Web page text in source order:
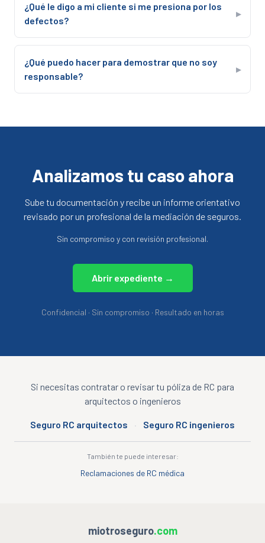
¿Qué le digo a mi cliente si me presiona por los
defectos?
▸
¿Qué puedo hacer para demostrar que no soy
responsable?
▸
Analizamos tu caso ahora
Sube tu documentación y recibe un informe orientativo
revisado por un profesional de la mediación de seguros.
Sin compromiso y con revisión profesional.
Abrir expediente →
Confidencial · Sin compromiso · Resultado en horas
Si necesitas contratar o revisar tu póliza de RC para
arquitectos o ingenieros
Seguro RC arquitectos · Seguro RC ingenieros
También te puede interesar:
Reclamaciones de RC médica
miotroseguro.com